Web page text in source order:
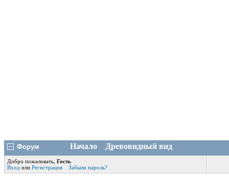
Форум Начало Древовидный вид
Добро пожаловать, Гость
Вход или Регистрация Забыли пароль?